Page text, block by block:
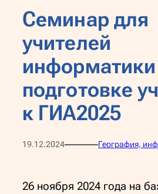
Семинар для
учителей
подготовке
к ГИА2025
19.12.2024 География,
26 ноября 2024 года на